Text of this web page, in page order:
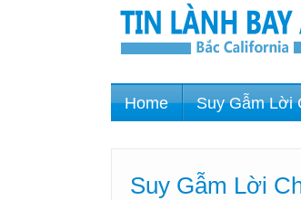
Home Suy Gẫm Lời
Suy Gẫm Lời